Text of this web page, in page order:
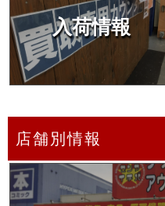
入荷情報
店舗別情報